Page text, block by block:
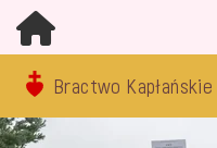
Bractwo